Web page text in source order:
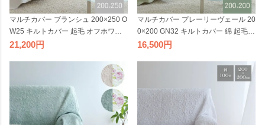
マルチカバー ブランシュ 200×250 O
W25 キルトカバー 起毛 オフホワイ
ト リバーシブル 北欧 ウォッシャブ
ドスプレッド こたつ布団カバー ラグ
21,200
マルチカバー プレーリーヴェール 20
0×200 GN32 キルトカバー 綿 起毛
コットン グリーン リバーシブル 北
ッドカバー ベッドスプレッド こたつ
16,500